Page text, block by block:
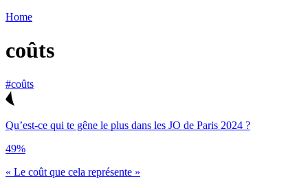
Home
coûts
#coûts
Qu’est-ce qui te gêne le plus dans les JO de Paris 2024 ?
49%
« Le coût que cela représente »